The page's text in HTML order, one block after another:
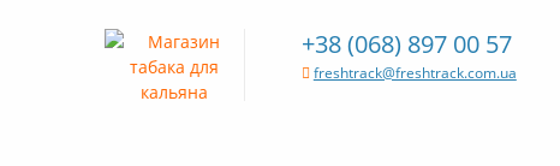
+38 (068) 897 00 57
freshtrack@freshtrack.com.ua